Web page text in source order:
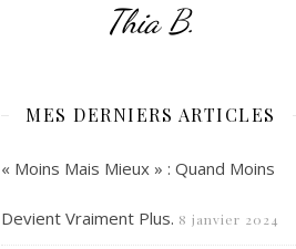
Thia B.
MES DERNIERS ARTICLES
« Moins Mais Mieux » : Quand Moins
Devient Vraiment Plus. 8 janvier 2024